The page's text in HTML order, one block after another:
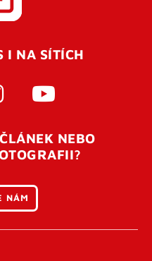
I NA SÍTÍCH
NEBO
NÁM